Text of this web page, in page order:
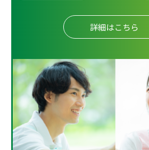
詳細はこちら